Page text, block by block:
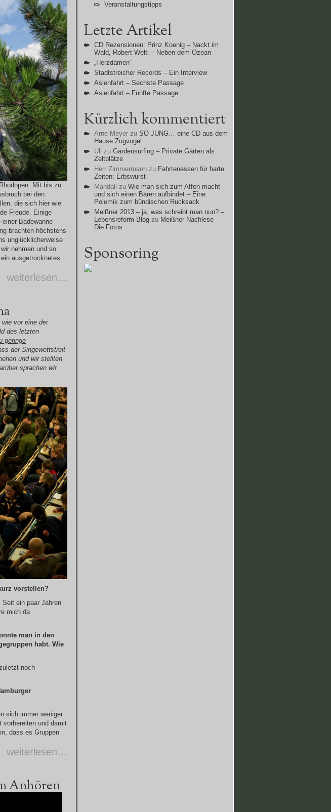
Mit bis zu
bei den
die sich hier wie
Freude. Einige
Badewanne
brachten höchstens
unglücklicherweise
nehmen und so
ausgetrocknetes
weiterlesen…
vor eine der
des letzten
geringe
der Singewettstreit
und wir stellten
sprachen wir
vorstellen?
ein paar Jahren
mich da
man in den
habt. Wie
noch
sich immer weniger
und damit
dass es Gruppen
weiterlesen…
Anhören
Veranstaltungstipps
Letzte Artikel
CD Rezensionen: Prinz Koenig – Nackt im
Wald, Robert Welti – Neben dem Ozean
„Herzdamen“
Stadtstreicher Records – Ein Interview
Asienfahrt – Sechste Passage
Asienfahrt – Fünfte Passage
Kürzlich kommentiert
Arne Meyer zu SO JUNG… eine CD aus dem
Hause Zugvogel
Uli zu Gardensurfing – Private Gärten als
Zeltplätze
Herr Zimmermann zu Fahrtenessen für harte
Zeiten: Erbswurst
Mandali zu Wie man sich zum Affen macht
und sich einen Bären aufbindet – Eine
Polemik zum bündischen Rucksack
Meißner 2013 – ja, was schreibt man nun? –
Lebensreform-Blog zu Meißner Nachlese –
Die Fotos
Sponsoring